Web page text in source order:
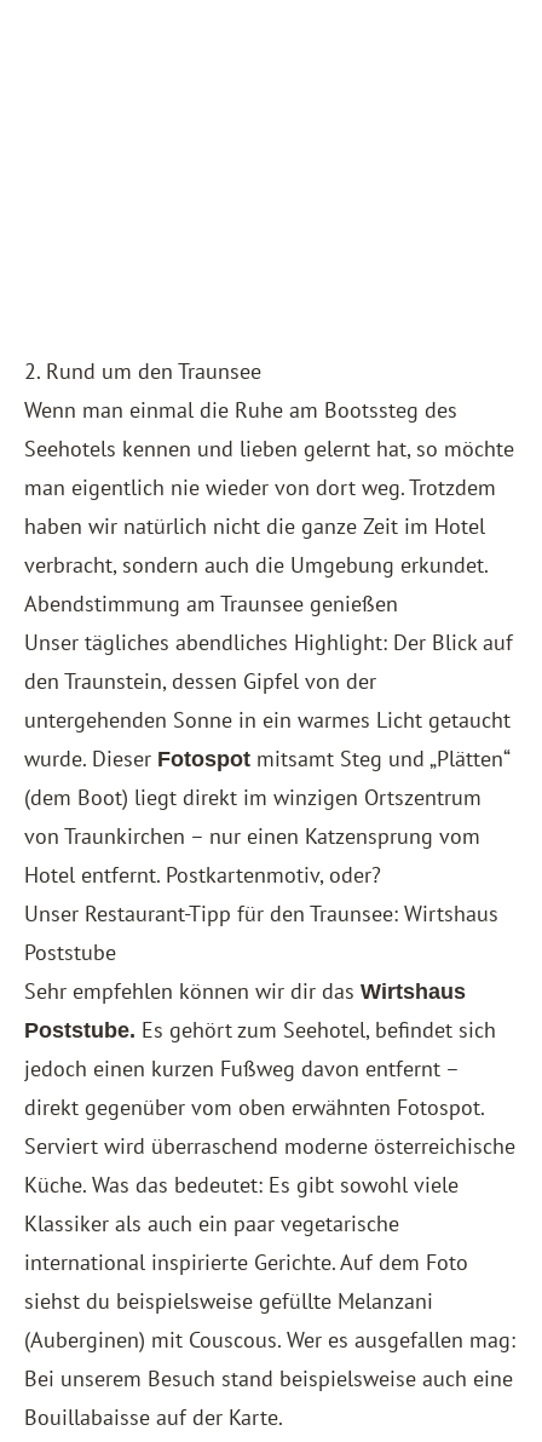
2. Rund um den Traunsee
Wenn man einmal die Ruhe am Bootssteg des
Seehotels kennen und lieben gelernt hat, so möchte
man eigentlich nie wieder von dort weg. Trotzdem
haben wir natürlich nicht die ganze Zeit im Hotel
verbracht, sondern auch die Umgebung erkundet.
Abendstimmung am Traunsee genießen
Unser tägliches abendliches Highlight: Der Blick auf
den Traunstein, dessen Gipfel von der
untergehenden Sonne in ein warmes Licht getaucht
wurde. Dieser Fotospot mitsamt Steg und „Plätten“
(dem Boot) liegt direkt im winzigen Ortszentrum
von Traunkirchen – nur einen Katzensprung vom
Hotel entfernt. Postkartenmotiv, oder?
Unser Restaurant-Tipp für den Traunsee: Wirtshaus
Poststube
Sehr empfehlen können wir dir das Wirtshaus
Poststube. Es gehört zum Seehotel, befindet sich
jedoch einen kurzen Fußweg davon entfernt –
direkt gegenüber vom oben erwähnten Fotospot.
Serviert wird überraschend moderne österreichische
Küche. Was das bedeutet: Es gibt sowohl viele
Klassiker als auch ein paar vegetarische
international inspirierte Gerichte. Auf dem Foto
siehst du beispielsweise gefüllte Melanzani
(Auberginen) mit Couscous. Wer es ausgefallen mag:
Bei unserem Besuch stand beispielsweise auch eine
Bouillabaisse auf der Karte.